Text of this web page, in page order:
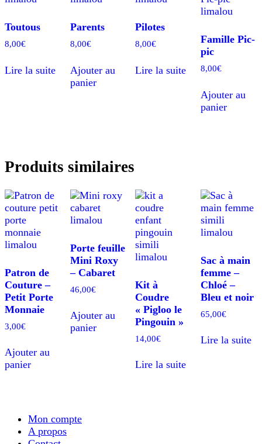
Toutous
8,00€
Lire la suite
Parents
8,00€
Ajouter au
panier
Pilotes
8,00€
Lire la suite
Famille Pic-
pic
8,00€
Ajouter au
panier
Produits similaires
Patron de
Couture –
Petit Porte
Monnaie
3,00€
Ajouter au
panier
Porte feuille
Mini Roxy
– Cabaret
46,00€
Ajouter au
panier
Kit à
Coudre
« Pigloo le
Pingouin »
14,00€
Lire la suite
Sac à main
femme –
Chloé –
Bleu et noir
65,00€
Lire la suite
Mon compte
A propos